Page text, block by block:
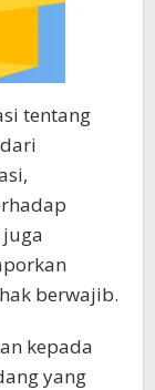
tentang
berwajib.
kepada
yang